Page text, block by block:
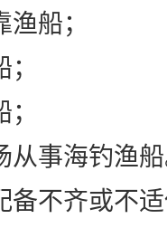
渔船；
从事海钓渔
备不齐或不